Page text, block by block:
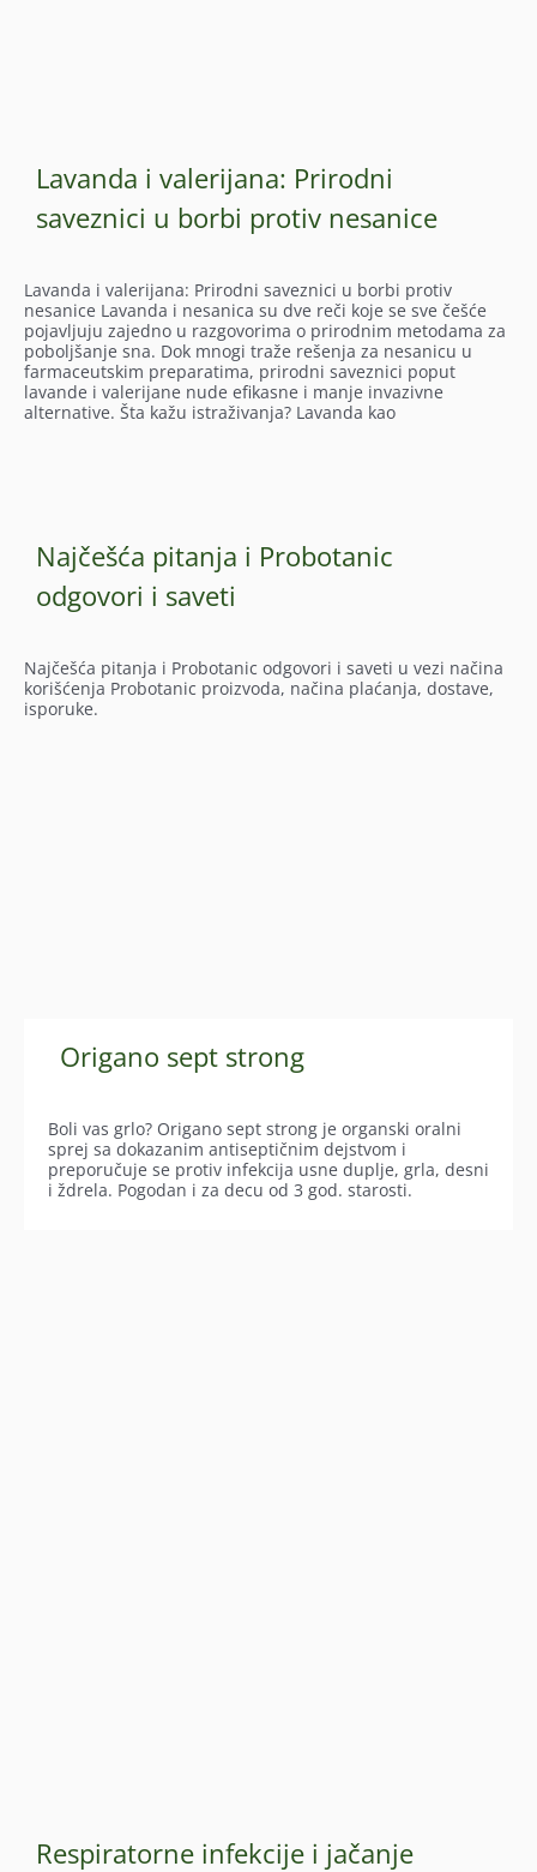
Lavanda i valerijana: Prirodni
saveznici u borbi protiv nesanice
Lavanda i valerijana: Prirodni saveznici u borbi protiv
nesanice Lavanda i nesanica su dve reči koje se sve češće
pojavljuju zajedno u razgovorima o prirodnim metodama za
poboljšanje sna. Dok mnogi traže rešenja za nesanicu u
farmaceutskim preparatima, prirodni saveznici poput
lavande i valerijane nude efikasne i manje invazivne
alternative. Šta kažu istraživanja? Lavanda kao
Najčešća pitanja i Probotanic
odgovori i saveti
Najčešća pitanja i Probotanic odgovori i saveti u vezi načina
korišćenja Probotanic proizvoda, načina plaćanja, dostave,
isporuke.
Origano sept strong
Boli vas grlo? Origano sept strong je organski oralni
sprej sa dokazanim antiseptičnim dejstvom i
preporučuje se protiv infekcija usne duplje, grla, desni
i ždrela. Pogodan i za decu od 3 god. starosti.
Respiratorne infekcije i jačanje